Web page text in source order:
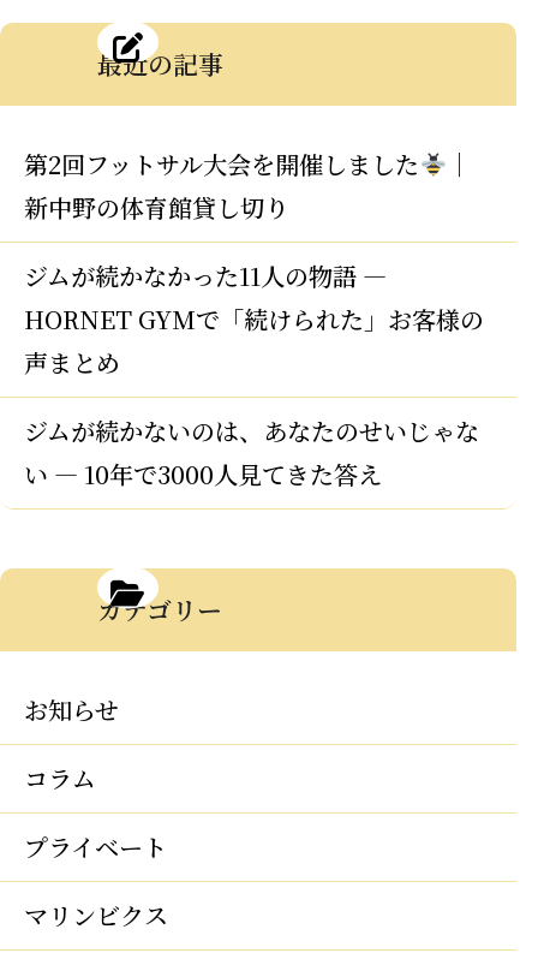
最近の記事
第2回フットサル大会を開催しました
｜
新中野の体育館貸し切り
ジムが続かなかった11人の物語 —
HORNET GYMで「続けられた」お客様の
声まとめ
ジムが続かないのは、あなたのせいじゃな
い — 10年で3000人見てきた答え
カテゴリー
お知らせ
コラム
プライベート
マリンビクス